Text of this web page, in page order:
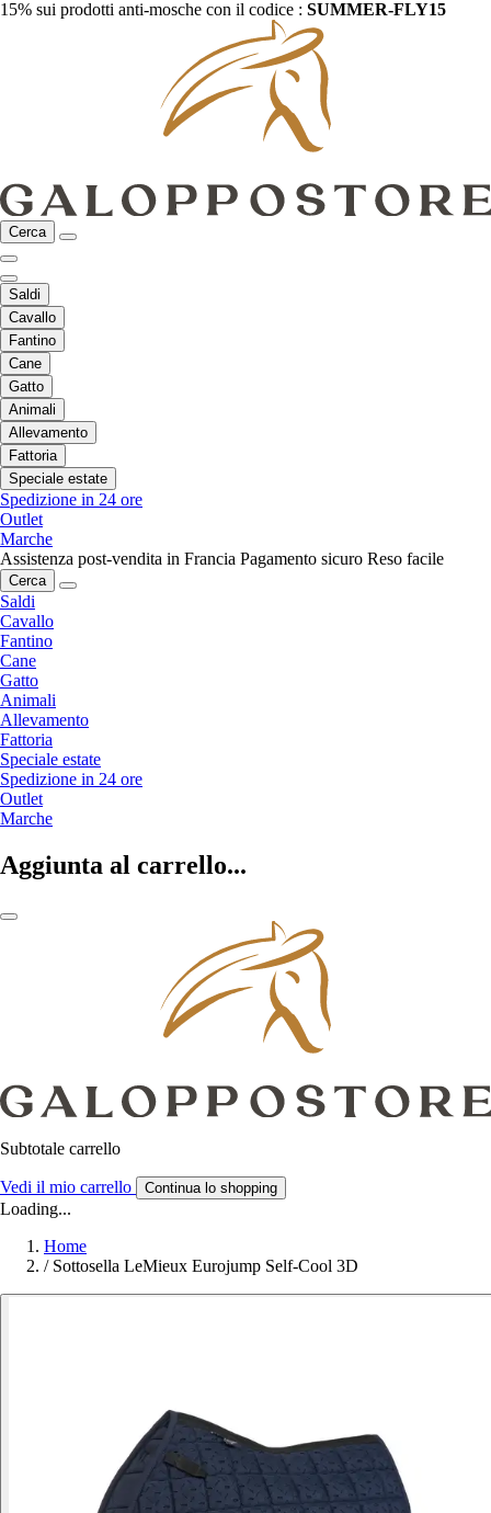
15% sui prodotti anti-mosche con il codice : SUMMER-FLY15
Cerca
Saldi
Cavallo
Fantino
Cane
Gatto
Animali
Allevamento
Fattoria
Speciale estate
Spedizione in 24 ore
Outlet
Marche
Assistenza post-vendita in Francia Pagamento sicuro Reso facile
Cerca
Saldi
Cavallo
Fantino
Cane
Gatto
Animali
Allevamento
Fattoria
Speciale estate
Spedizione in 24 ore
Outlet
Marche
Aggiunta al carrello...
Subtotale carrello
Vedi il mio carrello Continua lo shopping
Loading...
Home
/ Sottosella LeMieux Eurojump Self-Cool 3D